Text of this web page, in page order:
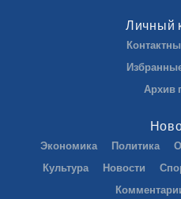
Личный
Архив
Экономика Политика
Культура
Новости